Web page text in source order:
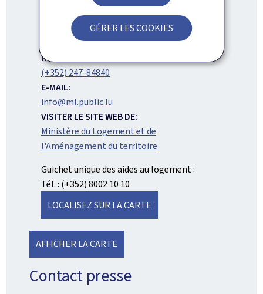
GÉRER LES COOKIES
4, place de l'EuropeL-1499Luxembourg
(+352) 247-84800
FAX:
(+352) 247-84840
E-MAIL:
info@ml.public.lu
VISITER LE SITE WEB DE:
Ministère du Logement et de
l'Aménagement du territoire
Guichet unique des aides au logement :
Tél. : (+352) 8002 10 10
LOCALISEZ SUR LA CARTE
AFFICHER LA CARTE
Contact presse